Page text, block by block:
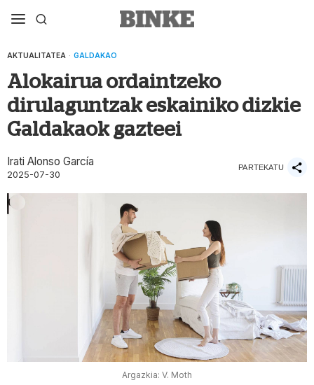
AKTUALITATEA · GALDAKAO
Alokairua ordaintzeko
dirulaguntzak eskainiko dizkie
Galdakaok gazteei
Irati Alonso García
2025-07-30
PARTEKATU
Argazkia: V. Moth